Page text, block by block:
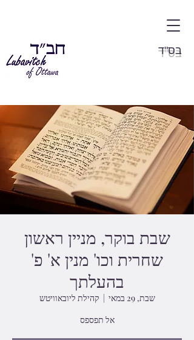
בס"ד
שבת בוקר, מניין ראשון
שחרית וכו' מנין א' פ'
בהעלתך
שבת, 29 במאי
  |
קהילת ליובאוויטש
אל תפספס